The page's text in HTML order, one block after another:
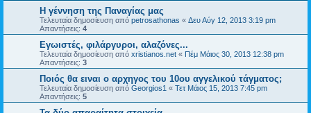
Η γέννηση της Παναγίας μας
Τελευταία δημοσίευση από petrosathonas « Δευ Αύγ 12, 2013 3:19 pm
Απαντήσεις: 4
Εγωιστές, φιλάργυροι, αλαζόνες...
Τελευταία δημοσίευση από xristianos.net « Πέμ Μάιος 30, 2013 12:38 pm
Απαντήσεις: 3
Ποιός θα ειναι ο αρχηγος του 10ου αγγελικού τάγματος;
Τελευταία δημοσίευση από Georgios1 « Τετ Μάιος 15, 2013 7:45 pm
Απαντήσεις: 5